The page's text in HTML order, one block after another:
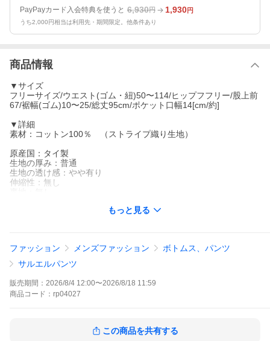
PayPayカード入会特典を使うと 6,930円 1,930円
うち2,000円相当は利用先・期間限定。他条件あり
商品情報
▼サイズ
フリーサイズ/ウエスト(ゴム・紐)50〜114/ヒップフフリー/股上前
67/裾幅(ゴム)10〜25/総丈95cm/ポケット口幅14[cm/約]
▼詳細
素材：コットン100％ （ストライプ織り生地）
原産国：タイ製
生地の厚み：普通
生地の透け感：やや有り
伸縮性：無し
クス アラジンパンツ M L LL XL 3L 9号 11号 13号 15号 17号 マタ
ニティ 妊婦 カンケーン イージーパンツ ストライプ コットン 綿1
00% バルーンパンツ サムエルパンツ もんぺ フリーサイズ 大きめ
ストリート ヒップホップ hiphop ダンス 衣装 ヨガ アラジンパン
ツ アラビアンパンツ ハーレムパンツ ボーイフレンドパンツ 和服
和装 袴 フェス ダンス 学祭 学校祭 学園祭 レジャー キャンプ アウ
服 作業服 ニッカ ポッカ 鳶服 ワイドパンツ 秋服 冬服 20代 30代 4
もっと見る
ファッション メンズファッション
ボトムス、パンツ
サルエルパンツ
販売期間： 2026/8/4 12:00〜2026/8/18 11:59
商品 コード： rp04027
この商品を共有する